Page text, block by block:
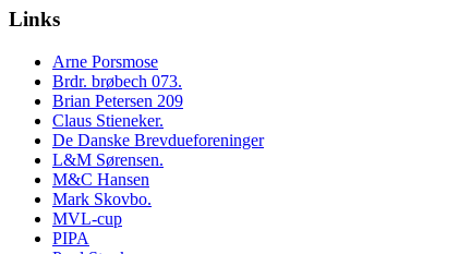
Links
Arne Porsmose
Brdr. brøbech 073.
Brian Petersen 209
Claus Stieneker.
De Danske Brevdueforeninger
L&M Sørensen.
M&C Hansen
Mark Skovbo.
MVL-cup
PIPA